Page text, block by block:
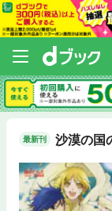
最新刊 沙漠の国